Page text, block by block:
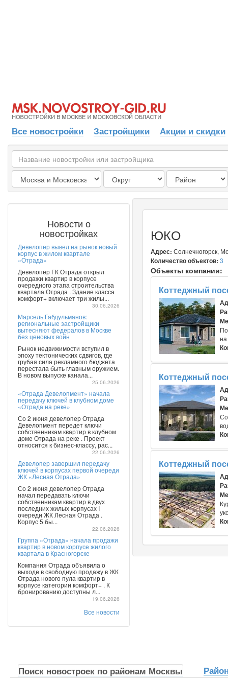
Все новостройки Застройщики Акции и скидки
Новости о
новостройках
Девелопер вывел на рынок новый
корпус в жилом квартале
«Отрада»
Девелопер ГК Отрада открыл
продажи квартир в корпусе
очередного этапа строительства
квартала Отрада . Здание класса
комфорт+ включает три жилы...
30.06.2026
Марсель Габдульманов:
региональные застройщики
вытесняют федералов в Москве
без ценовых войн
Рынок недвижимости вступил в
эпоху тектонических сдвигов, где
грубая сила рекламного бюджета
перестала быть главным оружием.
В новом выпуске канала...
25.06.2026
«Отрада Девелопмент» начала
передачу ключей в клубном доме
«Отрада на реке»
Со 2 июня девелопер Отрада
Девелопмент передет ключи
собственникам квартир в клубном
доме Отрада на реке . Проект
относится к бизнес-классу, рас...
22.06.2026
Девелопер завершил передачу
ключей в корпусах первой очереди
ЖК «Лесная Отрада»
Со 2 июня девелопер Отрада
начал передавать ключи
собственникам квартир в двух
последних жилых корпусах I
очереди ЖК Лесная Отрада .
Корпус 5 бы...
22.06.2026
Группа «Отрада» начала продажи
квартир в новом корпусе жилого
квартала в Красногорске
Компания Отрада объявила о
выходе в свободную продажу в ЖК
Отрада нового пула квартир в
корпусе категории комфорт+ . К
бронированию доступны л...
19.06.2026
Все новости
ЮКО
Адрес: Солнечногорск,
Количество объектов: 3
Объекты компании:
Коттеджный
на
Коттеджный
Коттеджный
Поиск новостроек по районам Москвы